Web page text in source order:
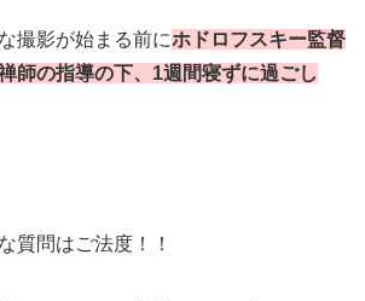
撮影が始まる前にホドロフスキー監督
師の指導の下、1週間寝ずに過ごし
質問はご法度！！